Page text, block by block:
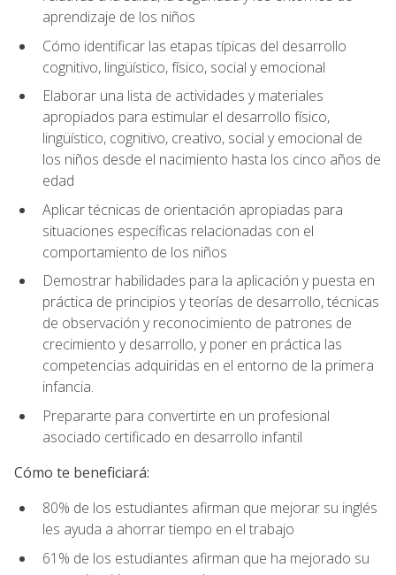
aprendizaje de los niños
Cómo identificar las etapas típicas del desarrollo
cognitivo, lingüístico, físico, social y emocional
Elaborar una lista de actividades y materiales
apropiados para estimular el desarrollo físico,
lingüístico, cognitivo, creativo, social y emocional de
los niños desde el nacimiento hasta los cinco años de
edad
Aplicar técnicas de orientación apropiadas para
situaciones específicas relacionadas con el
comportamiento de los niños
Demostrar habilidades para la aplicación y puesta en
práctica de principios y teorías de desarrollo, técnicas
de observación y reconocimiento de patrones de
crecimiento y desarrollo, y poner en práctica las
competencias adquiridas en el entorno de la primera
infancia.
Prepararte para convertirte en un profesional
asociado certificado en desarrollo infantil
Cómo te beneficiará:
80% de los estudiantes afirman que mejorar su inglés
les ayuda a ahorrar tiempo en el trabajo
61% de los estudiantes afirman que ha mejorado su